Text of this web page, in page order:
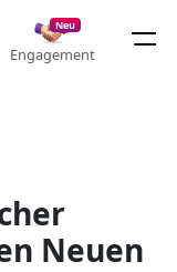
Neu
Engagement
Neuen